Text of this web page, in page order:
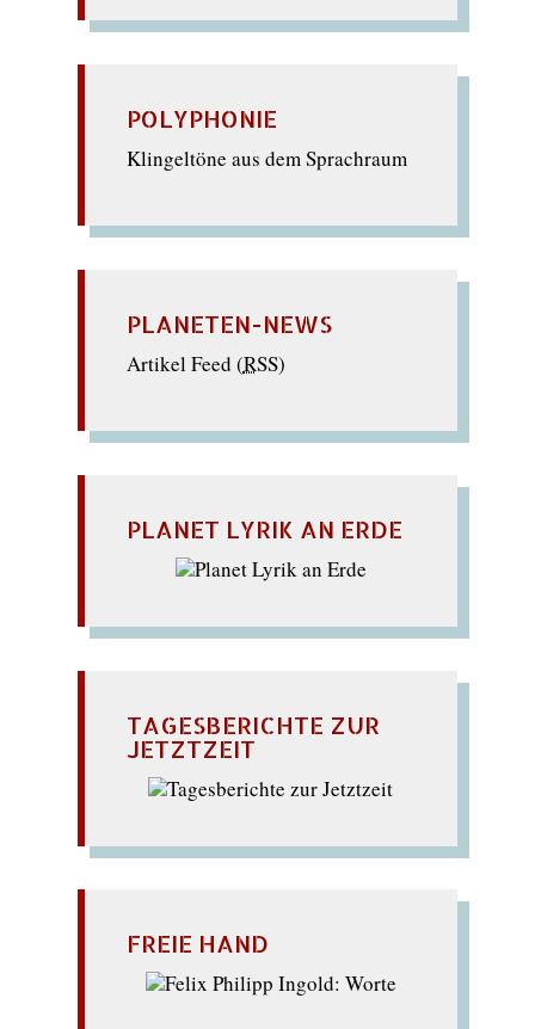
POLYPHONIE
Klingeltöne aus dem Sprachraum
PLANETEN-NEWS
Artikel Feed (RSS)
PLANET LYRIK AN ERDE
TAGESBERICHTE ZUR
JETZTZEIT
FREIE HAND